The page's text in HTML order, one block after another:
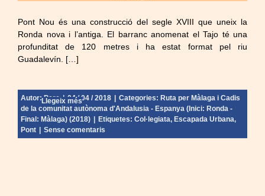
Pont Nou és una construcció del segle XVIII que uneix la
Ronda nova i l’antiga. El barranc anomenat el Tajo té una
profunditat de 120 metres i ha estat format pel riu
Guadalevín. […]
Autor:Pere | 04 / 04 / 2018 Categories: Ruta per Màlaga i Cadis
de la comunitat autònoma d'Andalusia - Espanya (Inici: Ronda -
Final: Màlaga) (2018)
Etiquetes: Col·legiata, Escapada Urbana,
Pont
Sense comentaris
Llegeix més